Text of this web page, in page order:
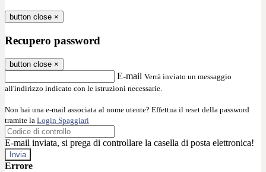
button close ×
Recupero password
button close ×
E-mail Verrà inviato un messaggio
all'indirizzo indicato con le istruzioni necessarie.
Non hai una e-mail associata al nome utente? Effettua il reset della password
tramite la Login Spaggiari
E-mail inviata, si prega di controllare la casella di posta elettronica!
Errore